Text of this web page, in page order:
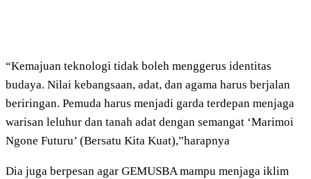
“Kemajuan teknologi tidak boleh menggerus identitas
budaya. Nilai kebangsaan, adat, dan agama harus berjalan
beriringan. Pemuda harus menjadi garda terdepan menjaga
warisan leluhur dan tanah adat dengan semangat ‘Marimoi
Ngone Futuru’ (Bersatu Kita Kuat),”harapnya
Dia juga berpesan agar GEMUSBA mampu menjaga iklim